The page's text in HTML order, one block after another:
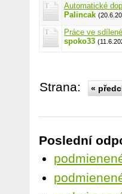
Automatické
Palincak
Práce ve
spoko33
Strana: «
Poslední